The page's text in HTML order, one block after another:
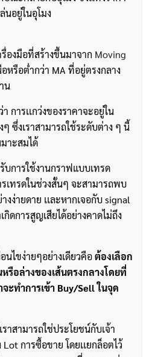
นอยู่ในอุโมง
องมือที่สร้างขึ้นมาจาก Moving
อหรือต่ำกว่า MA ที่อยู่ตรงกลาง
น
การเเกว่งของราคาจะอยู่ใน
ซึ่งเราสามารถใช้ระดับต่าง ๆ นี้
าะสมได้
บการใช้งานกราฟแบบเทรด
เทรดในช่วงสั้นๆ จะสามารถพบ
ง่ายดาย เเละหากเจอกับ signal
กิดการสูญเสียได้อย่างคาดไม่ถึง
นไขง่ายๆอย่างเดียวคือต้องเลือก
รือล่างของเส้นตรงกลางโดยที่
ะทำการเข้า Buy/Sell ในจุด
าสามารถใช่ประโยชน์กับเจ้า
การซื้อขาย โดยเเยกล็อตไว้